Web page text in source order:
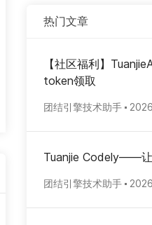
热门文章
【社区福利】
token领取
团结引擎技术助手
Tuanjie Codely——让
团结引擎技术助手